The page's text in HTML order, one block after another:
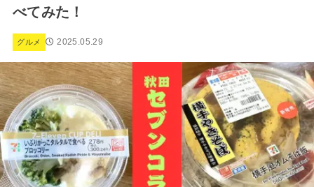
べてみた！
グルメ 2025.05.29